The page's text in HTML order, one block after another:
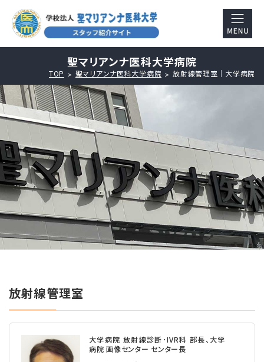
聖マリアンナ医科大学病院
TOP 聖マリアンナ医科大学病院 放射線管理室｜大学病院
放射線管理室
大学病院 放射線診断･IVR科 部長、大学
病院 画像センター センター長